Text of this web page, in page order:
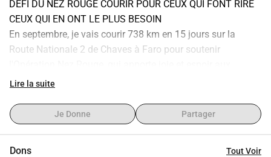
DÉFI DU NEZ ROUGE COURIR POUR CEUX QUI FONT RIRE
CEUX QUI EN ONT LE PLUS BESOIN
En septembre, je vais courir 738 km en 15 jours sur la
Route Nationale 2 de Chaves à Faro pour soutenir
enfants hospitalisés à travers tout le pays.
dédié à ceux qui affrontent des défis bien plus grands,
chaque jour, dans un hôpital.
Lire la suite
Je Donne Partager
Dons Tout Voir